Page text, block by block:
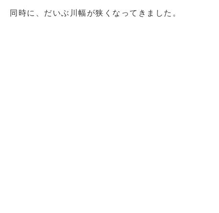
同時に、だいぶ川幅が狭くなってきました。